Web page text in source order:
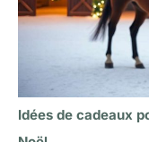
Idées de cadeaux